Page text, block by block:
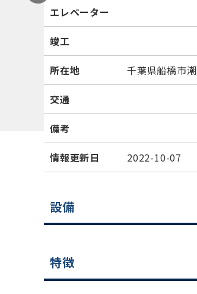
エレベーター
竣工
所在地 千葉県船橋市
交通
備考
情報更新日 2022-10-07
設備
特徴